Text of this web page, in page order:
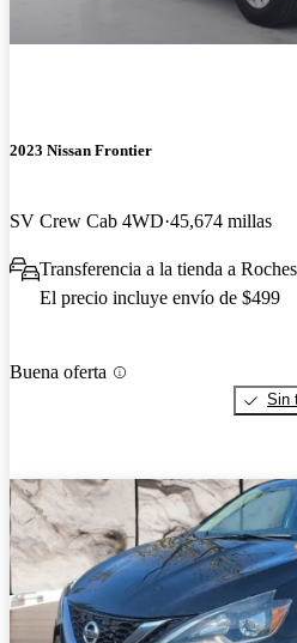
2023 Nissan Frontier
SV Crew Cab 4WD 45,674 millas
Transferencia a la tienda a
El precio incluye envío de $499
Buena oferta
Sin